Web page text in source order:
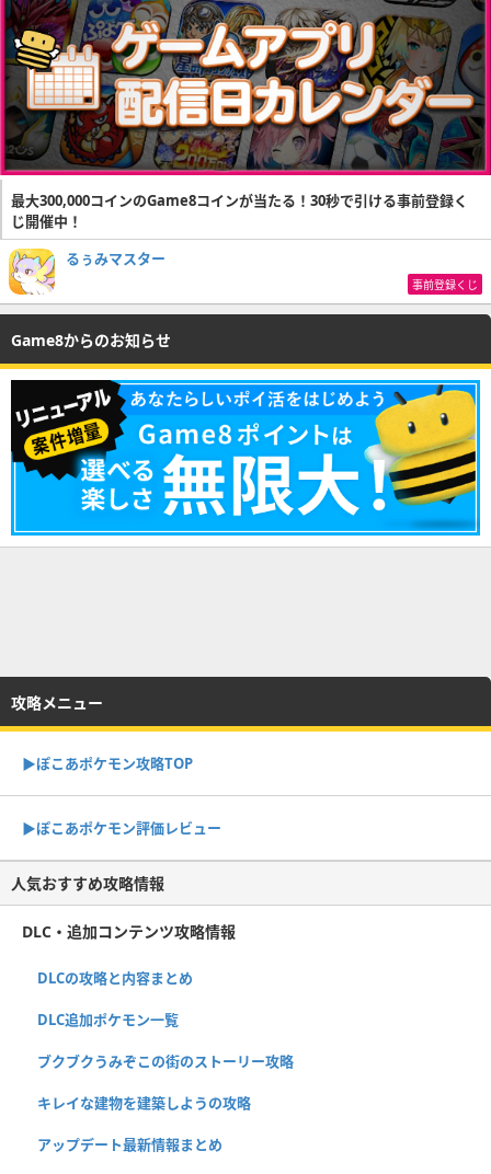
最大300,000コインのGame8コインが当たる！30秒で引ける事前登録く
じ開催中！
るぅみマスター
事前登録くじ
Game8からのお知らせ
攻略メニュー
▶︎ぽこあポケモン攻略TOP
▶︎ぽこあポケモン評価レビュー
人気おすすめ攻略情報
DLC・追加コンテンツ攻略情報
DLCの攻略と内容まとめ
DLC追加ポケモン一覧
ブクブクうみぞこの街のストーリー攻略
キレイな建物を建築しようの攻略
アップデート最新情報まとめ